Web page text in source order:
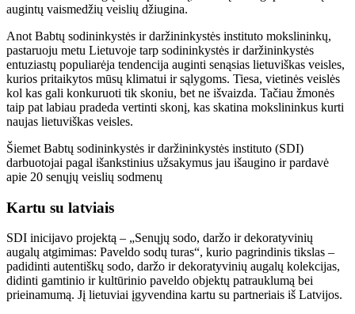
augintų vaismedžių veislių džiugina.
Anot Babtų sodininkystės ir daržininkystės instituto mokslininkų,
pastaruoju metu Lietuvoje tarp sodininkystės ir daržininkystės
entuziastų populiarėja tendencija auginti senąsias lietuviškas veisles,
kurios pritaikytos mūsų klimatui ir sąlygoms. Tiesa, vietinės veislės
kol kas gali konkuruoti tik skoniu, bet ne išvaizda. Tačiau žmonės
taip pat labiau pradeda vertinti skonį, kas skatina mokslininkus kurti
naujas lietuviškas veisles.
Šiemet Babtų sodininkystės ir daržininkystės instituto (SDI)
darbuotojai pagal išankstinius užsakymus jau išaugino ir pardavė
apie 20 senųjų veislių sodmenų
Kartu su latviais
SDI inicijavo projektą – „Senųjų sodo, daržo ir dekoratyvinių
augalų atgimimas: Paveldo sodų turas“, kurio pagrindinis tikslas –
padidinti autentiškų sodo, daržo ir dekoratyvinių augalų kolekcijas,
didinti gamtinio ir kultūrinio paveldo objektų patrauklumą bei
prieinamumą. Jį lietuviai įgyvendina kartu su partneriais iš Latvijos.